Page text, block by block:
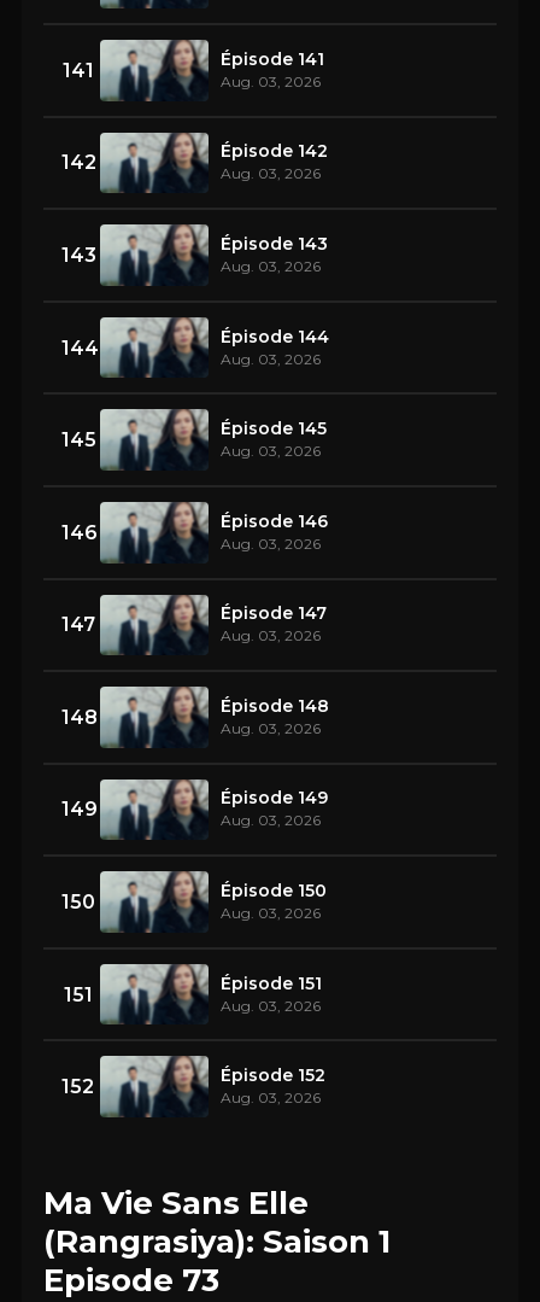
141 Épisode 141
Aug. 03, 2026
142 Épisode 142
Aug. 03, 2026
143 Épisode 143
Aug. 03, 2026
144 Épisode 144
Aug. 03, 2026
145 Épisode 145
Aug. 03, 2026
146 Épisode 146
Aug. 03, 2026
147 Épisode 147
Aug. 03, 2026
148 Épisode 148
Aug. 03, 2026
149 Épisode 149
Aug. 03, 2026
150 Épisode 150
Aug. 03, 2026
151 Épisode 151
Aug. 03, 2026
152 Épisode 152
Aug. 03, 2026
Ma Vie Sans Elle
(Rangrasiya): Saison 1
Episode 73